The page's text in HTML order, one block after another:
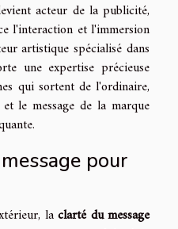
acteur de la publicité,
l'interaction et l'immersion
artistique spécialisé dans
une expertise précieuse
qui sortent de l'ordinaire,
le message de la marque
pour
laclarté du message